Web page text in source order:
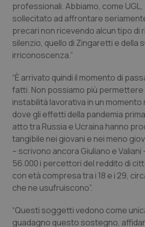
Puglia
Sardegna
Toscana
Umbria
Valle D’Aosta
Veneto
Malattie rare
Malattia di Crohn &
Obesità
Oftalmologia
Oncodermatologia
Oncoematologia
Psoriasi & pelle
professionali. Abbiamo, come
sollecitato ad affrontare
precari non ricevendo alcun tipo di
silenzio, quello di Zingaretti e della
irriconoscenza.”
“È arrivato quindi il momento di
fatti. Non possiamo più
instabilità lavorativa in un
dove gli effetti della pandemia
atto tra Russia e Ucraina hanno
tangibile nei giovani e nei meno
– scrivono ancora Giuliano e
56.000 i percettori del reddito di
con età compresa tra i 18 e i 29,
che ne usufruiscono”.
“Questi soggetti vedono come
guadagno questo sostegno,